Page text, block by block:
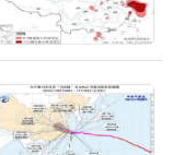
，华北、黄淮
温也将从之前
比如北京，明